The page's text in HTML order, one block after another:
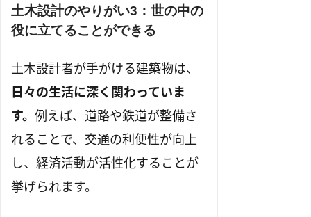
土木設計のやりがい3：世の中の
役に立てることができる
土木設計者が手がける建築物は、
日々の生活に深く関わっていま
す。 例えば、道路や鉄道が整備さ
れることで、交通の利便性が向上
し、経済活動が活性化することが
挙げられます。